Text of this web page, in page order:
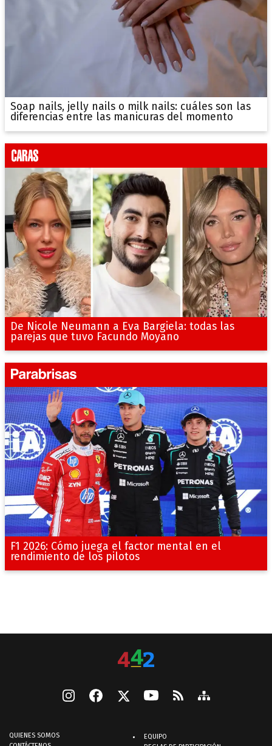
Soap nails, jelly nails o milk nails: cuáles son las
diferencias entre las manicuras del momento
De Nicole Neumann a Eva Bargiela: todas las
parejas que tuvo Facundo Moyano
F1 2026: Cómo juega el factor mental en el
rendimiento de los pilotos
QUIENES SOMOS
EQUIPO